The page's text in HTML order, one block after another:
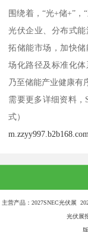
围绕着，“光+储+”
光伏企业、分布式
拓储能市场，加快
场化路径及标准化体
乃至储能产业健康有
需要更多详细资料，
式）
主营产品：2027SNEC光伏展
光伏展